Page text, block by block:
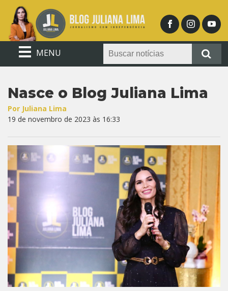
MENU
Nasce o Blog Juliana Lima
Por Juliana Lima
19 de novembro de 2023 às 16:33